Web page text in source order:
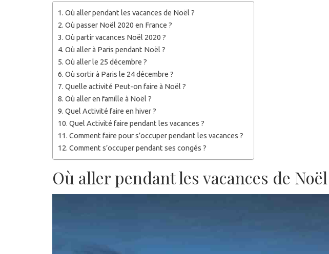
Où aller pendant les vacances de Noël ?
Où passer Noël 2020 en France ?
Où partir vacances Noël 2020 ?
Où aller à Paris pendant Noël ?
Où aller le 25 décembre ?
Où sortir à Paris le 24 décembre ?
Quelle activité Peut-on faire à Noël ?
Où aller en famille à Noël ?
Quel Activité faire en hiver ?
Quel Activité faire pendant les vacances ?
Comment faire pour s’occuper pendant les vacances ?
Comment s’occuper pendant ses congés ?
Où aller pendant les vacances de